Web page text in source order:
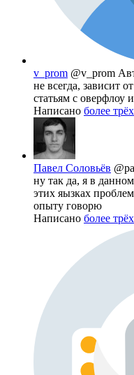
v_prom @v_prom
не всегда, зависит
статьям с оверфлоу
Написано более
Павел Соловьёв
ну так да, я в
этих яызках
опыту говорю
Написано более